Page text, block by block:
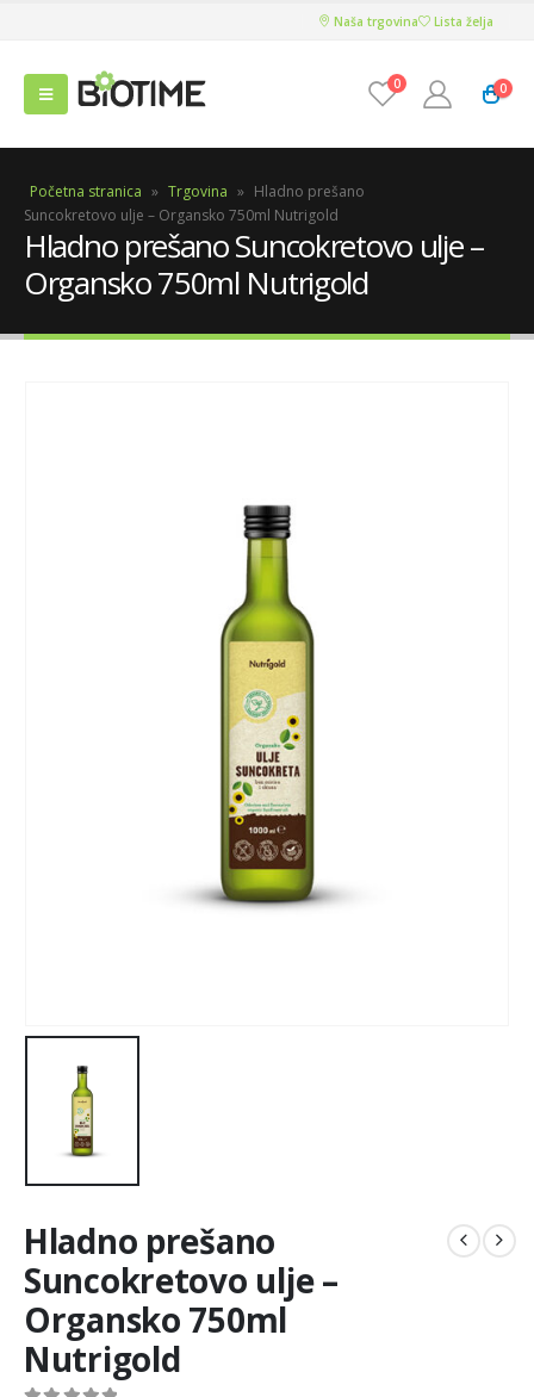
Naša trgovina Lista želja
0 0
Početna stranica » Trgovina » Hladno prešano
Suncokretovo ulje – Organsko 750ml Nutrigold
Hladno prešano Suncokretovo ulje –
Organsko 750ml Nutrigold
Hladno prešano
Suncokretovo ulje –
Organsko 750ml
Nutrigold